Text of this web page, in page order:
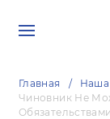
Главная Наша
Чиновник Не